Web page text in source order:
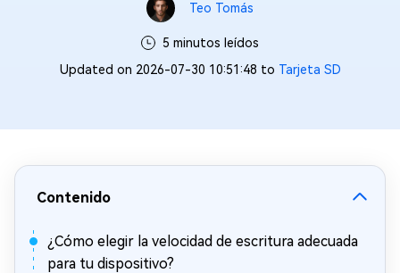
Teo Tomás
5 minutos leídos
Updated on 2026-07-30 10:51:48 to Tarjeta SD
Contenido
¿Cómo elegir la velocidad de escritura adecuada
para tu dispositivo?